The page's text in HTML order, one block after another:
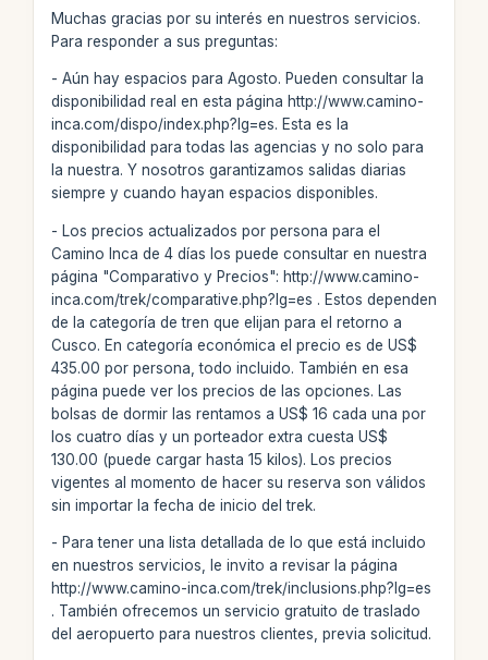
Muchas gracias por su interés en nuestros servicios.
Para responder a sus preguntas:
- Aún hay espacios para Agosto. Pueden consultar la
disponibilidad real en esta página http://www.camino-
inca.com/dispo/index.php?lg=es. Esta es la
disponibilidad para todas las agencias y no solo para
la nuestra. Y nosotros garantizamos salidas diarias
siempre y cuando hayan espacios disponibles.
- Los precios actualizados por persona para el
Camino Inca de 4 días los puede consultar en nuestra
página "Comparativo y Precios": http://www.camino-
inca.com/trek/comparative.php?lg=es . Estos dependen
de la categoría de tren que elijan para el retorno a
Cusco. En categoría económica el precio es de US$
435.00 por persona, todo incluido. También en esa
página puede ver los precios de las opciones. Las
bolsas de dormir las rentamos a US$ 16 cada una por
los cuatro días y un porteador extra cuesta US$
130.00 (puede cargar hasta 15 kilos). Los precios
vigentes al momento de hacer su reserva son válidos
sin importar la fecha de inicio del trek.
- Para tener una lista detallada de lo que está incluido
en nuestros servicios, le invito a revisar la página
http://www.camino-inca.com/trek/inclusions.php?lg=es
. También ofrecemos un servicio gratuito de traslado
del aeropuerto para nuestros clientes, previa solicitud.